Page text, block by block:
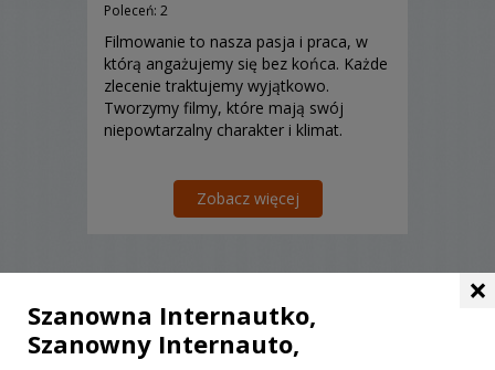
Poleceń: 2
Filmowanie to nasza pasja i praca, w
którą angażujemy się bez końca. Każde
zlecenie traktujemy wyjątkowo.
Tworzymy filmy, które mają swój
niepowtarzalny charakter i klimat.
Zobacz więcej
Liczba pozycji:0
×
Szanowna Internautko,
Szanowny Internauto,